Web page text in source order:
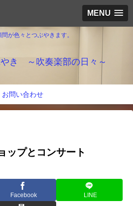
MENU
が色々とつぶやきます。
き ～吹奏楽部の日々～
お問い合わせ
ップとコンサート
Facebook LINE